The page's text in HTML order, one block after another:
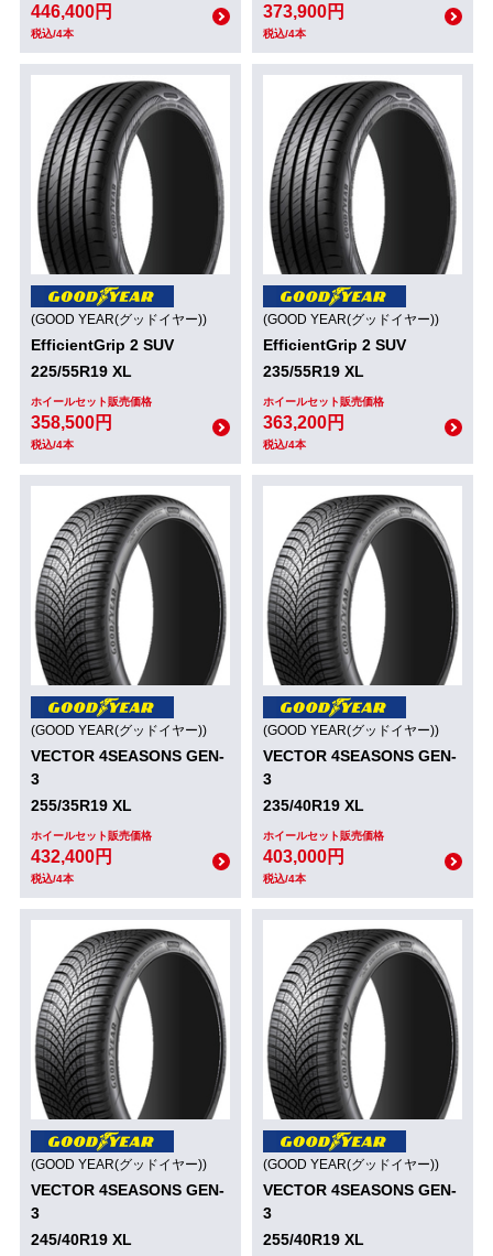
446,400円
税込/4本
373,900円
税込/4本
(GOOD YEAR(グッドイヤー))
EfficientGrip 2 SUV
225/55R19 XL
ホイールセット販売価格
358,500円
税込/4本
(GOOD YEAR(グッドイヤー))
EfficientGrip 2 SUV
235/55R19 XL
ホイールセット販売価格
363,200円
税込/4本
(GOOD YEAR(グッドイヤー))
VECTOR 4SEASONS GEN-
3
255/35R19 XL
ホイールセット販売価格
432,400円
税込/4本
(GOOD YEAR(グッドイヤー))
VECTOR 4SEASONS GEN-
3
235/40R19 XL
ホイールセット販売価格
403,000円
税込/4本
(GOOD YEAR(グッドイヤー))
VECTOR 4SEASONS GEN-
3
245/40R19 XL
(GOOD YEAR(グッドイヤー))
VECTOR 4SEASONS GEN-
3
255/40R19 XL